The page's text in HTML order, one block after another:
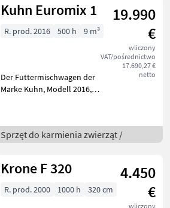
effiziente Zerkleinern v
Kuhn Euromix 1
19.990
€
wliczony
VAT/pośrednictwo
17.690,27 €
netto
R. prod. 2016 500 h 9 m³
Der Futtermischwagen der
Marke Kuhn, Modell 2016,
Futterzubereitung in
landwirtschaftlichen
Sprzęt do karmienia zwierząt /
Krone F 320
4.450
€
wliczony
R. prod. 2000 1000 h 320 cm